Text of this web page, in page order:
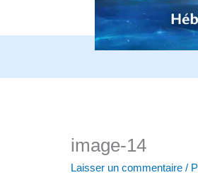
image-14
Laisser un commentaire /